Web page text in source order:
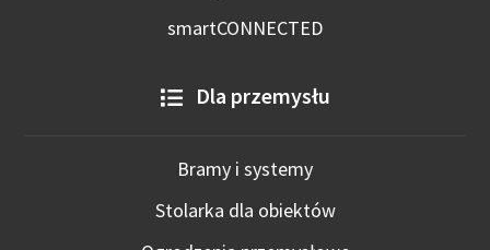
smartCONNECTED
Dla przemysłu
Bramy i systemy
Stolarka dla obiektów